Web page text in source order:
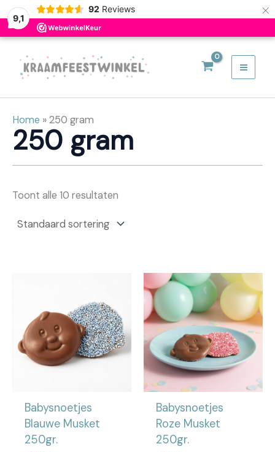
9,1
92 Reviews ×
Ga
Home »250 gram
250 gram
Toont alle 10 resultaten
Babysnoetjes
Blauwe Musket
250gr.
Babysnoetjes
Roze Musket
250gr.